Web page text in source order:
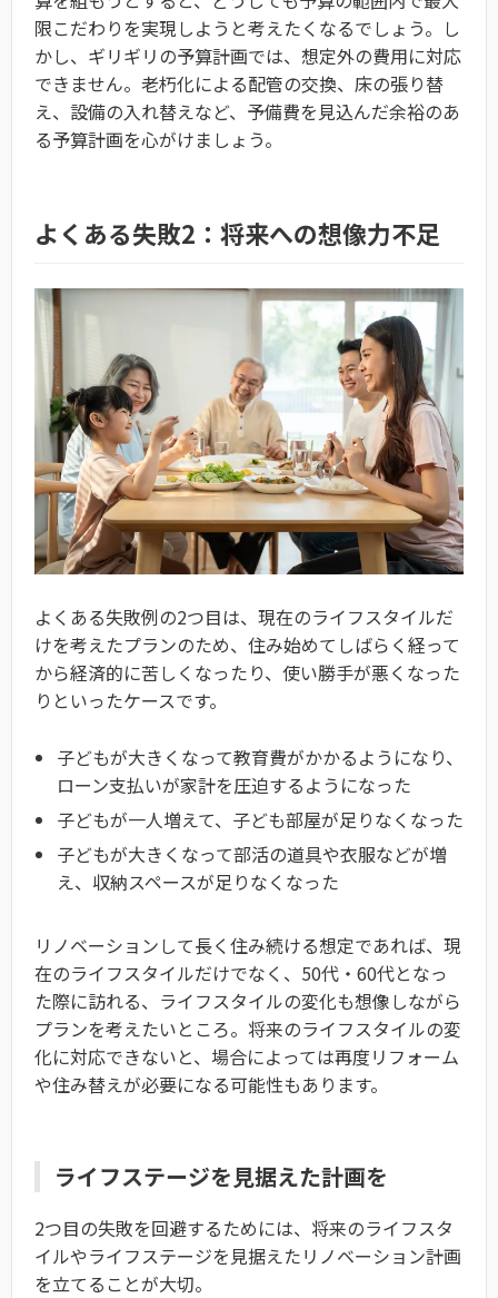
限こだわりを実現しようと考えたくなるでしょう。し
かし、ギリギリの予算計画では、想定外の費用に対応
できません。老朽化による配管の交換、床の張り替
え、設備の入れ替えなど、予備費を見込んだ余裕のあ
る予算計画を心がけましょう。
よくある失敗2：将来への想像力不足
よくある失敗例の2つ目は、現在のライフスタイルだ
けを考えたプランのため、住み始めてしばらく経って
から経済的に苦しくなったり、使い勝手が悪くなった
りといったケースです。
子どもが大きくなって教育費がかかるようになり、
ローン支払いが家計を圧迫するようになった
子どもが一人増えて、子ども部屋が足りなくなった
子どもが大きくなって部活の道具や衣服などが増
え、収納スペースが足りなくなった
リノベーションして長く住み続ける想定であれば、現
在のライフスタイルだけでなく、50代・60代となっ
た際に訪れる、ライフスタイルの変化も想像しながら
プランを考えたいところ。将来のライフスタイルの変
化に対応できないと、場合によっては再度リフォーム
や住み替えが必要になる可能性もあります。
ライフステージを見据えた計画を
2つ目の失敗を回避するためには、将来のライフスタ
イルやライフステージを見据えたリノベーション計画
を立てることが大切。